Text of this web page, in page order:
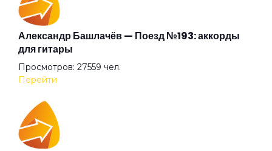
Город
Горько
Горючее
Александр Башлачёв — Поезд №193: аккорды
для гитары
Просмотров: 27559 чел.
Перейти